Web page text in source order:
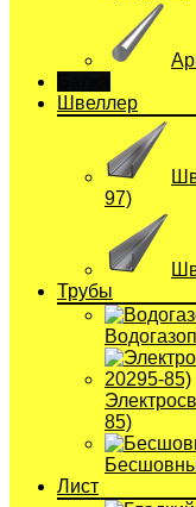
Швеллер
97)
Трубы
85)
Лист